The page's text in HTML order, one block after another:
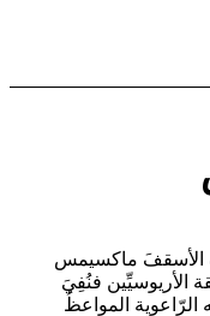
عام 315. وخلَفَ الأسقفَ ماكسيمس
الأريوسيِّين فنُفِيَ
المواعظُ